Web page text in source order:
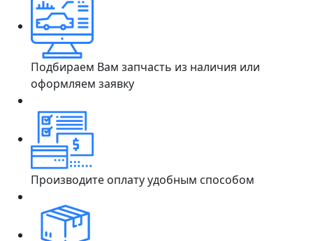
Подбираем Вам запчасть из наличия или
оформляем заявку
Производите оплату удобным способом